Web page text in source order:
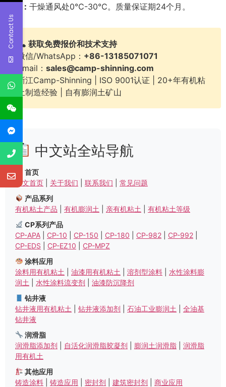
储存： 干燥通风处0℃-30℃。质量保证期24个月。
获取免费报价和技术支持
微信/WhatsApp： +86-13185071071
Email： sales@camp-shinning.com
浙江Camp-Shinning | ISO 9001认证 | 20+年有机粘
土制造经验 | 自有膨润土矿山
中文站全站导航
首页
中文首页
关于我们 联系我们
常见问题
产品系列
有机粘土产品
有机膨润土 亲有机粘土
有机粘土等级
CP系列产品
CP-APA
CP-10 CP-150 CP-180 CP-982 CP-992
CP-EDS
CP-EZ10
CP-MPZ
涂料应用
涂料用有机粘土
油漆用有机粘土 溶剂型涂料
水性涂料膨
润土
水性涂料流变剂
油漆防沉降剂
钻井液
钻井液用有机粘土
钻井液添加剂 石油工业膨润土
全油基
钻井液
润滑脂
润滑脂添加剂
自活化润滑脂胶凝剂 膨润土润滑脂
润滑脂
用有机土
其他应用
铸造涂料
铸造应用 密封剂 建筑密封剂
商业应用
Contact Us